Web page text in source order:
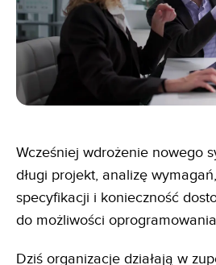
Wcześniej wdrożenie nowego
długi projekt, analizę
specyfikacji i konieczność
do możliwości
Dziś organizacje działają w